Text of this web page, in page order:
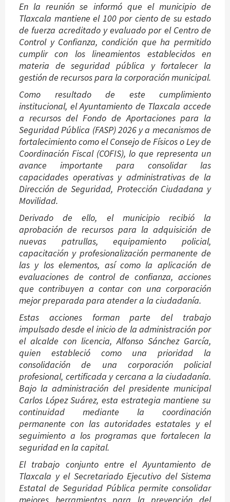
En la reunión se informó que el municipio de
Tlaxcala mantiene el 100 por ciento de su estado
de fuerza acreditado y evaluado por el Centro de
Control y Confianza, condición que ha permitido
cumplir con los lineamientos establecidos en
materia de seguridad pública y fortalecer la
gestión de recursos para la corporación municipal.
Como resultado de este cumplimiento
institucional, el Ayuntamiento de Tlaxcala accede
a recursos del Fondo de Aportaciones para la
Seguridad Pública (FASP) 2026 y a mecanismos de
fortalecimiento como el Consejo de Físicos o Ley de
Coordinación Fiscal (COFIS), lo que representa un
avance importante para consolidar las
capacidades operativas y administrativas de la
Dirección de Seguridad, Protección Ciudadana y
Movilidad.
Derivado de ello, el municipio recibió la
aprobación de recursos para la adquisición de
nuevas patrullas, equipamiento policial,
capacitación y profesionalización permanente de
las y los elementos, así como la aplicación de
evaluaciones de control de confianza, acciones
que contribuyen a contar con una corporación
mejor preparada para atender a la ciudadanía.
Estas acciones forman parte del trabajo
impulsado desde el inicio de la administración por
el alcalde con licencia, Alfonso Sánchez García,
quien estableció como una prioridad la
consolidación de una corporación policial
profesional, certificada y cercana a la ciudadanía.
Bajo la administración del presidente municipal
Carlos López Suárez, esta estrategia mantiene su
continuidad mediante la coordinación
permanente con las autoridades estatales y el
seguimiento a los programas que fortalecen la
seguridad en la capital.
El trabajo conjunto entre el Ayuntamiento de
Tlaxcala y el Secretariado Ejecutivo del Sistema
Estatal de Seguridad Pública permite consolidar